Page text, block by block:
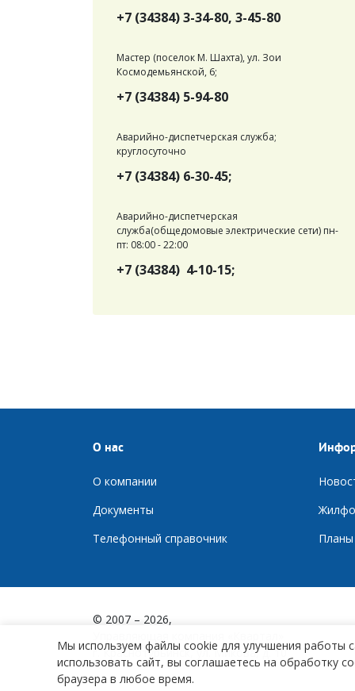
+7 (34384) 3-34-80, 3-45-80
Мастер (поселок М. Шахта), ул. Зои
Космодемьянской, 6;
+7 (34384) 5-94-80
Аварийно-диспетчерская служба;
круглосуточно
+7 (34384) 6-30-45;
Аварийно-диспетчерская
служба(общедомовые электрические сети) пн-
пт: 08:00 - 22:00
+7 (34384) 4-10-15;
О нас
О компании
Документы
Телефонный справочник
Ж
П
© 2007 – 2026,
г. Краснотурьинск, ул. Микова, д. 10
Мы используем файлы cookie для улучшения работы
использовать сайт, вы соглашаетесь на обработку
браузера в любое время.